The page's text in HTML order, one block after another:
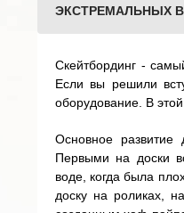
ЭКСТРЕМАЛЬНЫХ
Скейтбординг -
Если вы решили
оборудование. В
Основное развитие
Первыми на доски
воде, когда была
доску на роликах,